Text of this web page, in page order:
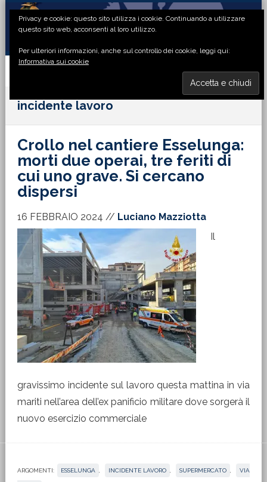
Passa
primaria
Passa
principale
Passa
laterale
Passa
di
incidente lavoro
Crollo nel cantiere Esselunga:
morti due operai, tre feriti di
cui uno grave. Si cercano
dispersi
16 FEBBRAIO 2024 // Luciano Mazziotta
Il
gravissimo incidente sul lavoro questa mattina in via
mariti nell’area dell’ex panificio militare dove sorgerà il
nuovo esercizio commerciale
ARGOMENTI: ESSELUNGA INCIDENTE LAVORO SUPERMERCATO VIA
Privacy e cookie: questo sito utilizza i cookie. Continuando a utilizzare
questo sito web, acconsenti al loro utilizzo.
Per ulteriori informazioni, anche sul controllo dei cookie, leggi qui:
Informativa sui cookie